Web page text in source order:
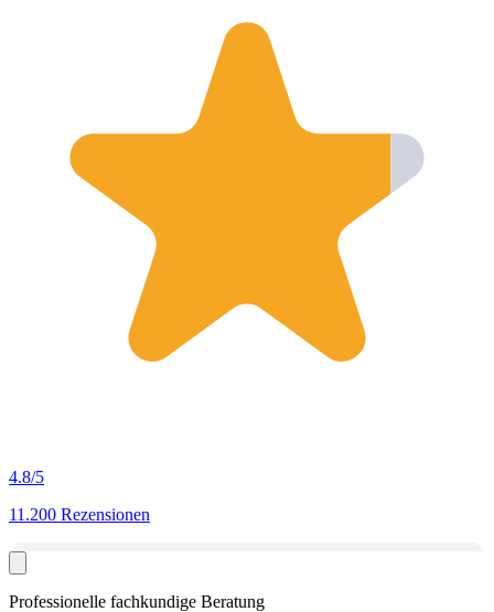
4.8/5
11.200 Rezensionen
Professionelle fachkundige Beratung